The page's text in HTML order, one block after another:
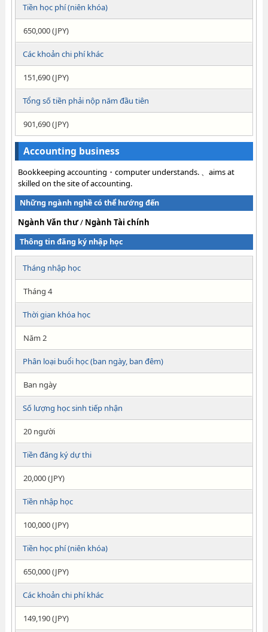
Tiền học phí (niên khóa)
650,000 (JPY)
Các khoản chi phí khác
151,690 (JPY)
Tổng số tiền phải nộp năm đầu tiên
901,690 (JPY)
Accounting business
Bookkeeping accounting・computer understands. 、aims at
skilled on the site of accounting.
Những ngành nghề có thể hướng đến
Ngành Văn thư/ Ngành Tài chính
Thông tin đăng ký nhập học
Tháng nhập học
Tháng 4
Thời gian khóa học
Năm 2
Phân loại buổi học (ban ngày, ban đêm)
Ban ngày
Số lượng học sinh tiếp nhận
20 người
Tiền đăng ký dự thi
20,000 (JPY)
Tiền nhập học
100,000 (JPY)
Tiền học phí (niên khóa)
650,000 (JPY)
Các khoản chi phí khác
149,190 (JPY)